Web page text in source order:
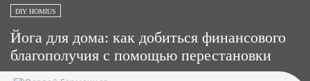
DIY HOMIUS
Йога для дома: как добиться финансового
благополучия с помощью перестановки